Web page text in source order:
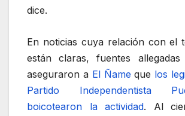
dice.
En noticias cuya relación con el
están claras, fuentes
aseguraron a El Ñame que los
Partido Independentista
boicotearon la actividad. Al